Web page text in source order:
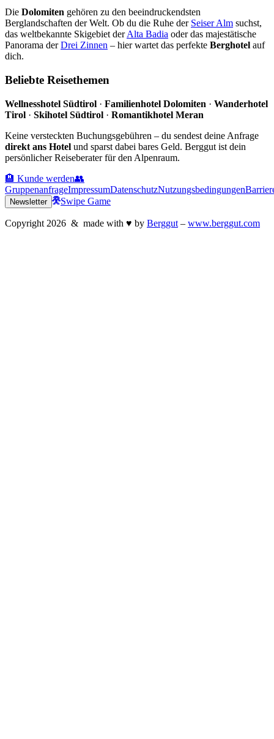
Die Dolomiten gehören zu den beeindruckendsten
Berglandschaften der Welt. Ob du die Ruhe der Seiser Alm suchst,
das weltbekannte Skigebiet derAlta Badia oder das majestätische
Panorama derDrei Zinnen – hier wartet das perfekte Berghotel auf
dich.
Beliebte Reisethemen
Wellnesshotel Südtirol · Familienhotel Dolomiten · Wanderhotel
Tirol · Skihotel Südtirol · Romantikhotel Meran
Keine versteckten Buchungsgebühren – du sendest deine Anfrage
direkt ans Hotel und sparst dabei bares Geld. Berggut ist dein
persönlicher Reiseberater für den Alpenraum.
🏨 Kunde werden👥
GruppenanfrageImpressumDatenschutzNutzungsbedingungen
Newsletter Swipe Game
Copyright 2026 & made with ♥ by Berggut – www.berggut.com